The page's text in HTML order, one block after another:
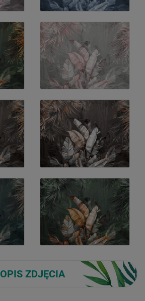
OPIS ZDJĘCIA